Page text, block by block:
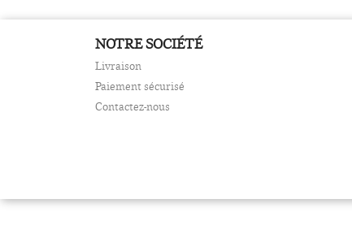
NOTRE SOCIÉTÉ
Livraison
Paiement sécurisé
Contactez-nous